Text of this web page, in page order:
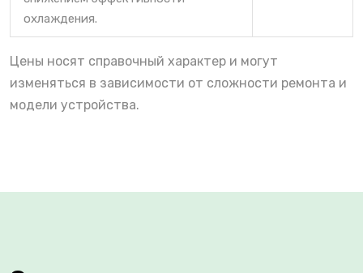
охлаждения.
Цены носят справочный характер и могут
изменяться в зависимости от сложности ремонта и
модели устройства.